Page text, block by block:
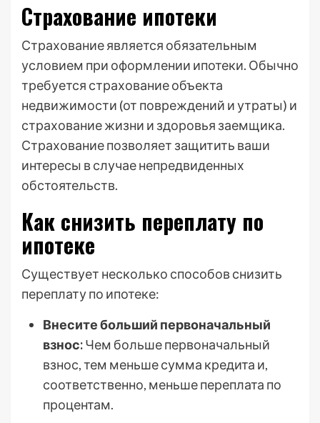
Страхование ипотеки
Страхование является обязательным
условием при оформлении ипотеки. Обычно
требуется страхование объекта
недвижимости (от повреждений и утраты) и
страхование жизни и здоровья заемщика.
Страхование позволяет защитить ваши
интересы в случае непредвиденных
обстоятельств.
Как снизить переплату по
ипотеке
Существует несколько способов снизить
переплату по ипотеке:
Внесите больший первоначальный
взнос:Чем больше первоначальный
взнос, тем меньше сумма кредита и,
соответственно, меньше переплата по
процентам.